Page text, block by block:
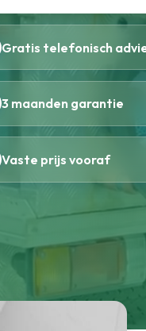
Gratis telefonisch
3 maanden garantie
Vaste prijs vooraf